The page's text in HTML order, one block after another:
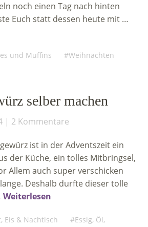
noch einen Tag nach hinten
Euch statt dessen heute mit …
und Muffins Weihnachten
selber machen
2 Kommentare
ist in der Adventszeit ein
der Küche, ein tolles Mitbringsel,
Allem auch super verschicken
Deshalb durfte dieser tolle
Weiterlesen
Eis & Nachtisch
Essig, Öl,